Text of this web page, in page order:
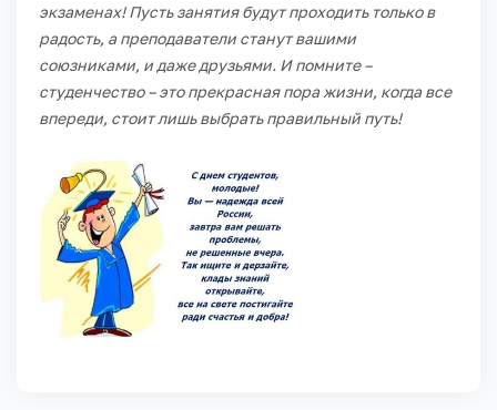
экзаменах! Пусть занятия будут проходить только в
радость, а преподаватели станут вашими
союзниками, и даже друзьями. И помните –
студенчество – это прекрасная пора жизни, когда все
впереди, стоит лишь выбрать правильный путь!